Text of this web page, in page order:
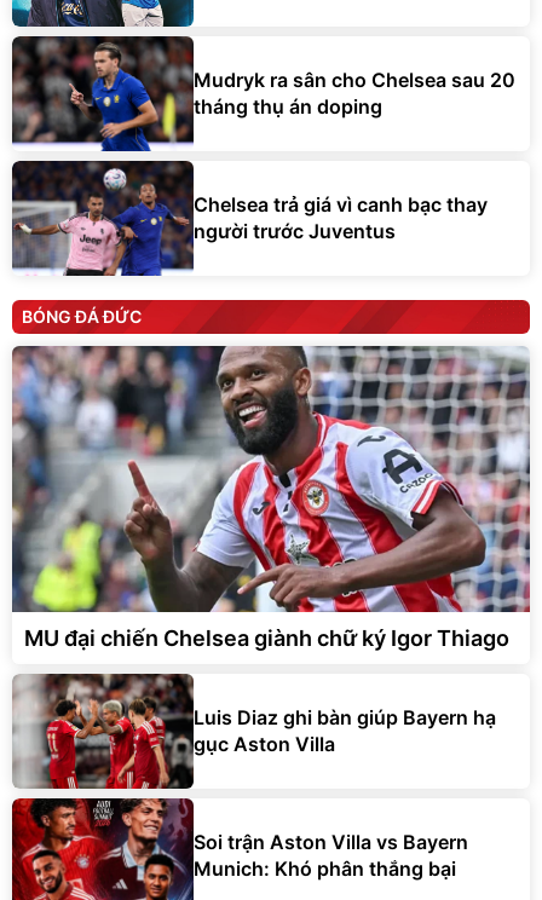
Mudryk ra sân cho Chelsea sau 20
tháng thụ án doping
Chelsea trả giá vì canh bạc thay
người trước Juventus
BÓNG ĐÁ ĐỨC
MU đại chiến Chelsea giành chữ ký Igor Thiago
Luis Diaz ghi bàn giúp Bayern hạ
gục Aston Villa
Soi trận Aston Villa vs Bayern
Munich: Khó phân thắng bại